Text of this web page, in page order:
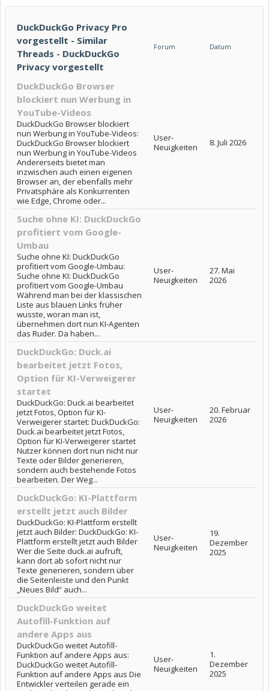
DuckDuckGo Privacy Pro
vorgestellt - Similar
Threads - DuckDuckGo
Privacy vorgestellt
Forum Datum
DuckDuckGo Browser
blockiert nun Werbung in
YouTube-Videos
DuckDuckGo Browser blockiert
nun Werbung in YouTube-Videos:
DuckDuckGo Browser blockiert
nun Werbung in YouTube-Videos
Andererseits bietet man
inzwischen auch einen eigenen
Browser an, der ebenfalls mehr
Privatsphäre als Konkurrenten
wie Edge, Chrome oder...
User-
Neuigkeiten
8. Juli 2026
Suche ohne KI: DuckDuckGo
profitiert vom Google-
Umbau
Suche ohne KI: DuckDuckGo
profitiert vom Google-Umbau:
Suche ohne KI: DuckDuckGo
profitiert vom Google-Umbau
Während man bei der klassischen
Liste aus blauen Links früher
wusste, woran man ist,
übernehmen dort nun KI-Agenten
das Ruder. Da haben...
User-
Neuigkeiten
27. Mai
2026
DuckDuckGo: Duck.ai
bearbeitet jetzt Fotos,
Option für KI-Verweigerer
startet
DuckDuckGo: Duck.ai bearbeitet
jetzt Fotos, Option für KI-
Verweigerer startet: DuckDuckGo:
Duck.ai bearbeitet jetzt Fotos,
Option für KI-Verweigerer startet
Nutzer können dort nun nicht nur
Texte oder Bilder generieren,
sondern auch bestehende Fotos
bearbeiten. Der Weg...
User-
Neuigkeiten
20. Februar
2026
DuckDuckGo: KI-Plattform
erstellt jetzt auch Bilder
DuckDuckGo: KI-Plattform erstellt
jetzt auch Bilder: DuckDuckGo: KI-
Plattform erstellt jetzt auch Bilder
Wer die Seite duck.ai aufruft,
kann dort ab sofort nicht nur
Texte generieren, sondern über
die Seitenleiste und den Punkt
„Neues Bild“ auch...
User-
Neuigkeiten
19.
Dezember
2025
DuckDuckGo weitet
Autofill-Funktion auf
andere Apps aus
DuckDuckGo weitet Autofill-
Funktion auf andere Apps aus:
DuckDuckGo weitet Autofill-
Funktion auf andere Apps aus Die
Entwickler verteilen gerade ein
User-
Neuigkeiten
1.
Dezember
2025